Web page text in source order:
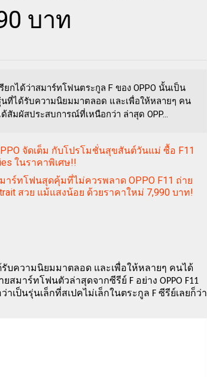
บาท
รียกได้ว่าสมาร์ทโฟนตระกูล F ของ OPPO นั้นเป็น
นที่ได้รับความนิยมมาตลอด และเพื่อให้หลายๆ คน
สัมผัสประสบการณ์ที่เหนือกว่า ล่าสุด OPP...
จัดเต็ม กับโปรโมชั่นสุขสันต์วันแม่ ซื้อ F11
ในราคาพิเศษ!!
าร์ทโฟนสุดคุ้มที่ไม่ควรพลาด OPPO F11 ถ่าย
สวย แม้แสงน้อย ด้วยราคาใหม่ 7,990 บาท!
รับความนิยมมาตลอด และเพื่อให้หลายๆ คนได้
มาร์ทโฟนตัวล่าสุดจากซีรีย์ F อย่าง OPPO F11
ป็นรุ่นเล็กที่สเปคไม่เล็กในตระกูล F ซีรีย์เลยก็ว่า